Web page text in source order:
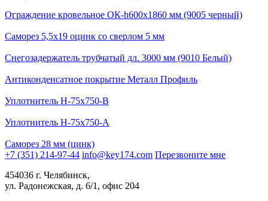
Ограждение кровельное ОК-h600x1860 мм (9005 черный)
Саморез 5,5х19 оцинк со сверлом 5 мм
Снегозадержатель трубчатый дл. 3000 мм (9010 Белый)
Антиконденсатное покрытие Металл Профиль
Уплотнитель Н-75х750-В
Уплотнитель Н-75х750-А
Саморез 28 мм (цинк)
+7 (351) 214-97-44 info@key174.com Перезвоните мне
454036 г. Челябинск,
ул. Радонежская, д. 6/1, офис 204